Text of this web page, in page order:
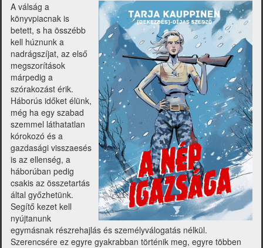
A válság a
könyvpiacnak is
betett, s ha összébb
kell húznunk a
nadrágszíjat, az első
megszorítások
márpedig a
szórakozást érik.
Háborús időket élünk,
még ha egy szabad
szemmel láthatatlan
kórokozó és a
gazdasági visszaesés
is az ellenség, a
háborúban pedig
csakis az összetartás
által győzhetünk.
Segítő kezet kell
nyújtanunk
egymásnak részrehajlás és személyválogatás nélkül.
Szerencsére ez egyre gyakrabban történik meg, egyre többen